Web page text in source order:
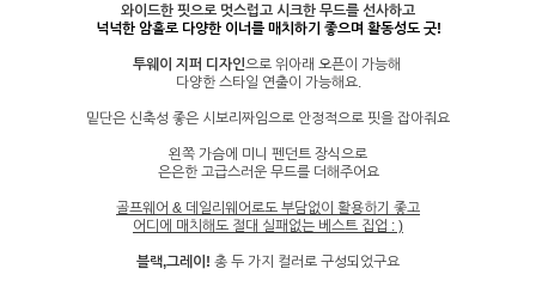
와이드한 핏으로 멋스럽고 시크한 무드를 선사하고
넉넉한 암홀로 다양한 이너를 매치하기 좋으며 활동성도 굿!
투웨이 지퍼 디자인으로 위아래 오픈이 가능해
다양한 스타일 연출이 가능해요.
밑단은 신축성 좋은 시보리짜임으로 안정적으로 핏을 잡아줘요
왼쪽 가슴에 미니 펜던트 장식으로
은은한 고급스러운 무드를 더해주어요
골프웨어 & 데일리웨어로도 부담없이 활용하기 좋고
어디에 매치해도 절대 실패없는 베스트 집업 : )
블랙,그레이! 총 두 가지 컬러로 구성되었구요